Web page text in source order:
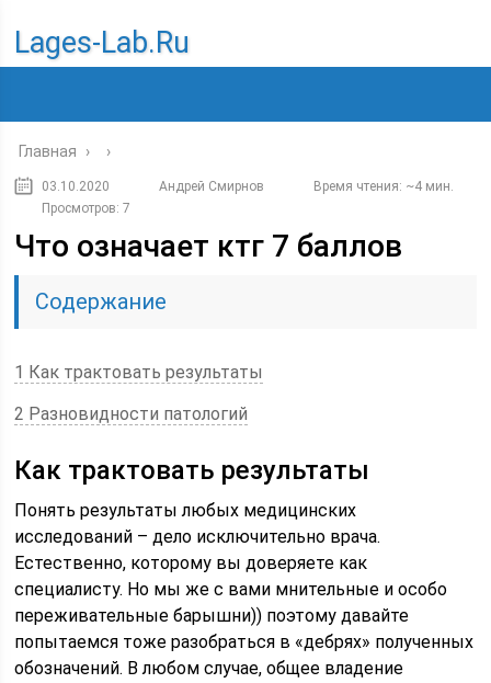
Lages-Lab.ru
Главная › ›
03.10.2020 Андрей Смирнов
Время чтения: ~4 мин.
Просмотров: 7
Что означает ктг 7 баллов
Содержание
1 Как трактовать результаты
2 Разновидности патологий
Как трактовать результаты
Понять результаты любых медицинских
исследований – дело исключительно врача.
Естественно, которому вы доверяете как
специалисту. Но мы же с вами мнительные и особо
переживательные барышни)) поэтому давайте
попытаемся тоже разобраться в «дебрях» полученных
обозначений. В любом случае, общее владение